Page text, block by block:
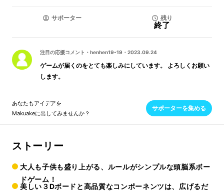
サポーター 残り
終了
注目の応援コメント ・ henhen19-19 ・ 2023.09.24
ゲームが届くのをとても楽しみにしています。 よろしくお願い
します。
あなたもアイデアを
Makuakeに出してみませんか？
サポーターを集める
ストーリー
大人も子供も盛り上がる、ルールがシンプルな頭脳系ボー
ドゲーム！
美しい３Dボードと高品質なコンポーネンツは、広げるだ